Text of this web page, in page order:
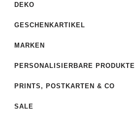
DEKO
GESCHENKARTIKEL
MARKEN
PERSONALISIERBARE PRODUKTE
PRINTS, POSTKARTEN & CO
SALE